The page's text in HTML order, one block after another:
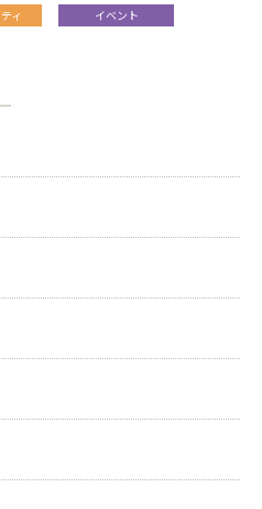
ィ イベント